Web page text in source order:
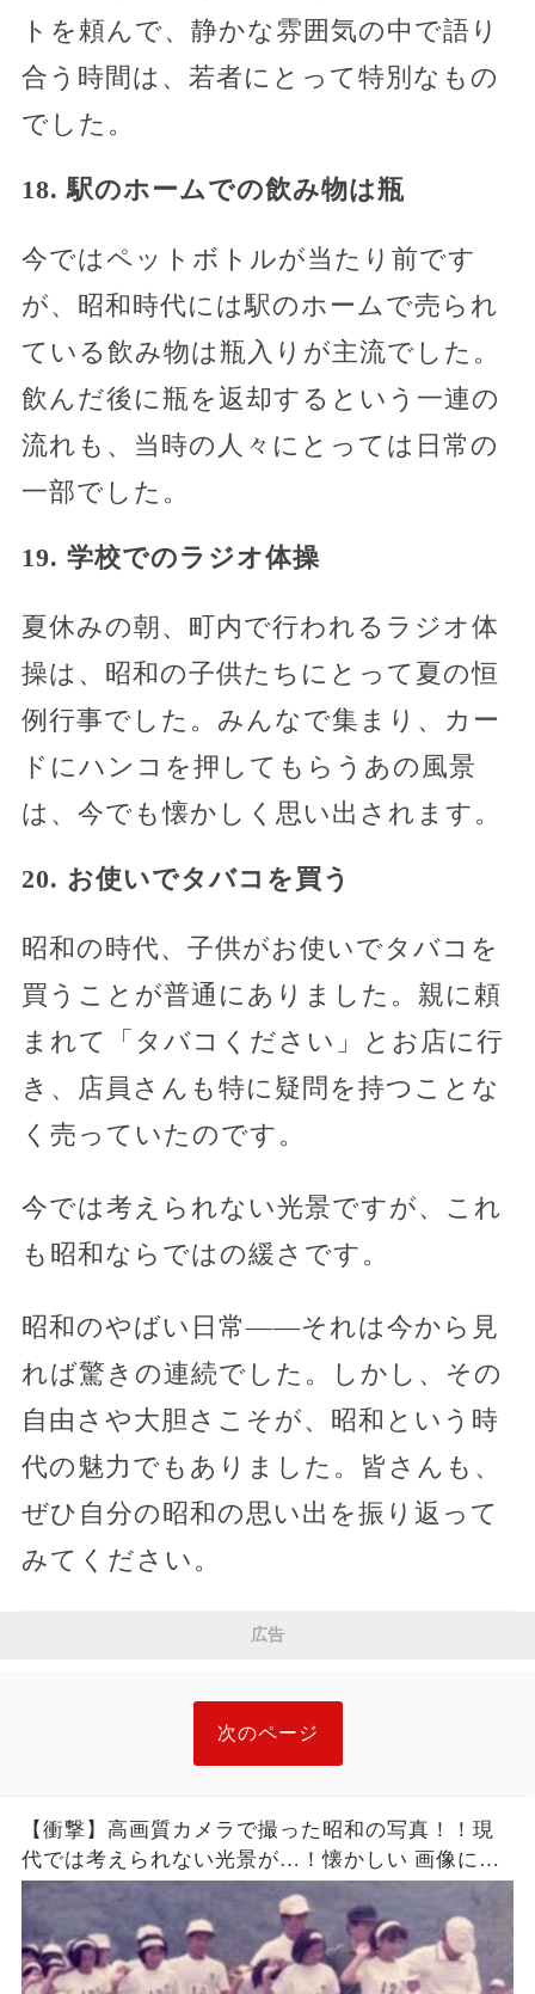
トを頼んで、静かな雰囲気の中で語り
合う時間は、若者にとって特別なもの
でした。
18. 駅のホームでの飲み物は瓶
今ではペットボトルが当たり前です
が、昭和時代には駅のホームで売られ
ている飲み物は瓶入りが主流でした。
飲んだ後に瓶を返却するという一連の
流れも、当時の人々にとっては日常の
一部でした。
19. 学校でのラジオ体操
夏休みの朝、町内で行われるラジオ体
操は、昭和の子供たちにとって夏の恒
例行事でした。みんなで集まり、カー
ドにハンコを押してもらうあの風景
は、今でも懐かしく思い出されます。
20. お使いでタバコを買う
昭和の時代、子供がお使いでタバコを
買うことが普通にありました。親に頼
まれて「タバコください」とお店に行
き、店員さんも特に疑問を持つことな
く売っていたのです。
今では考えられない光景ですが、これ
も昭和ならではの緩さです。
昭和のやばい日常――それは今から見
れば驚きの連続でした。しかし、その
自由さや大胆さこそが、昭和という時
代の魅力でもありました。皆さんも、
ぜひ自分の昭和の思い出を振り返って
みてください。
広告
次のページ
【衝撃】高画質カメラで撮った昭和の写真！！現
代では考えられない光景が…！懐かしい 画像に目
が釘付けに… 昭和の時代にあった 嘘のような
本当の話に世界が驚愕